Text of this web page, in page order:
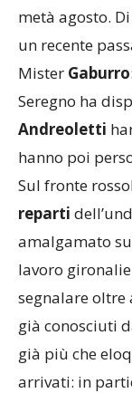
metà agosto.
un recente
Mister Gaburro
Seregno ha
Andreoletti
hanno poi
Sul fronte
reparti
amalgamato
lavoro
segnalare oltre
già conosciuti
già più che
arrivati: in